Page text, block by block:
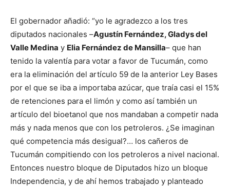
El gobernador añadió: “yo le agradezco a los tres
diputados nacionales –Agustín Fernández, Gladys del
Valle Medina y Elia Fernández de Mansilla– que han
tenido la valentía para votar a favor de Tucumán, como
era la eliminación del artículo 59 de la anterior Ley Bases
por el que se iba a importaba azúcar, que traía casi el 15%
de retenciones para el limón y como así también un
artículo del bioetanol que nos mandaban a competir nada
más y nada menos que con los petroleros. ¿Se imaginan
qué competencia más desigual?… los cañeros de
Tucumán compitiendo con los petroleros a nivel nacional.
Entonces nuestro bloque de Diputados hizo un bloque
Independencia, y de ahí hemos trabajado y planteado